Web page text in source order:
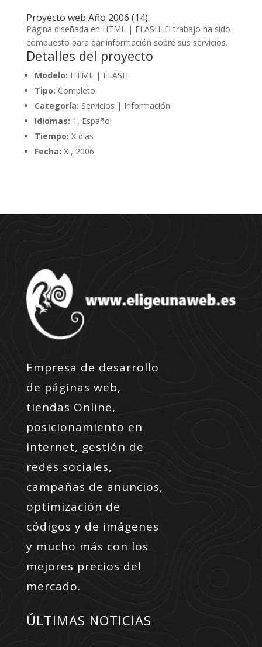
Proyecto web Año 2006 (14)
Página diseñada en HTML | FLASH. El trabajo ha sido
compuesto para dar información sobre sus servicios.
Detalles del proyecto
Modelo: HTML | FLASH
Tipo: Completo
Categoría: Servicios | Información
Idiomas: 1, Español
Tiempo: X días
Fecha: X , 2006
Empresa de desarrollo
de páginas web,
tiendas Online,
posicionamiento en
internet, gestión de
redes sociales,
campañas de anuncios,
optimización de
códigos y de imágenes
y mucho más con los
mejores precios del
mercado.
ÚLTIMAS NOTICIAS